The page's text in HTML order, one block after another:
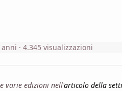
anni · 4.345 visualizzazioni
varie edizioni nell'articolo della